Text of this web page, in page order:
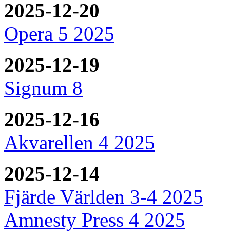
2025-12-20
Opera 5 2025
2025-12-19
Signum 8
2025-12-16
Akvarellen 4 2025
2025-12-14
Fjärde Världen 3-4 2025
Amnesty Press 4 2025